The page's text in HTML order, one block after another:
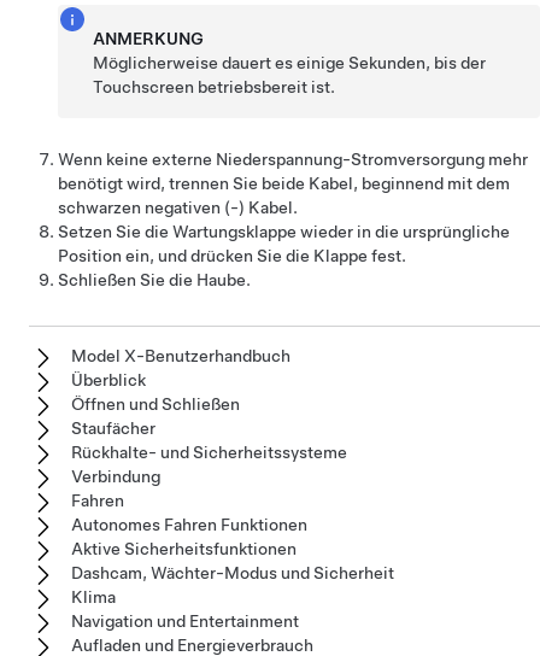
ANMERKUNG
Möglicherweise dauert es einige Sekunden, bis der
Touchscreen betriebsbereit ist.
Wenn keine externe Niederspannung-Stromversorgung mehr
benötigt wird, trennen Sie beide Kabel, beginnend mit dem
schwarzen negativen (-) Kabel.
Setzen Sie die Wartungsklappe wieder in die ursprüngliche
Position ein, und drücken Sie die Klappe fest.
Schließen Sie die Haube.
Model X-Benutzerhandbuch
Überblick
Öffnen und Schließen
Staufächer
Rückhalte- und Sicherheitssysteme
Verbindung
Fahren
Autonomes Fahren Funktionen
Aktive Sicherheitsfunktionen
Dashcam, Wächter-Modus und Sicherheit
Klima
Navigation und Entertainment
Aufladen und Energieverbrauch